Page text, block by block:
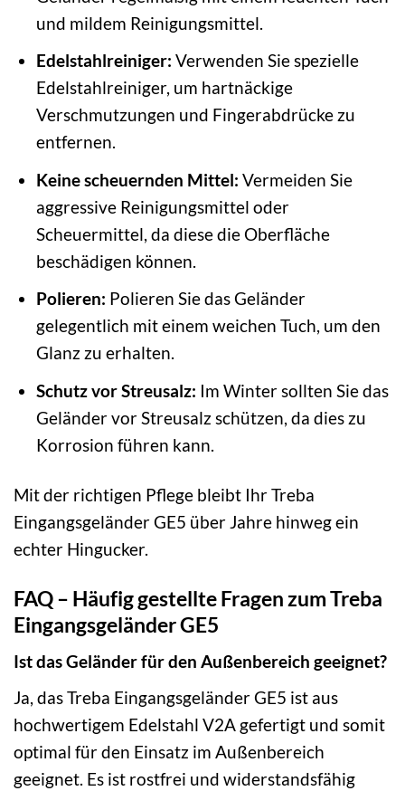
und mildem Reinigungsmittel.
Edelstahlreiniger: Verwenden Sie spezielle
Edelstahlreiniger, um hartnäckige
Verschmutzungen und Fingerabdrücke zu
entfernen.
Keine scheuernden Mittel: Vermeiden Sie
aggressive Reinigungsmittel oder
Scheuermittel, da diese die Oberfläche
beschädigen können.
Polieren: Polieren Sie das Geländer
gelegentlich mit einem weichen Tuch, um den
Glanz zu erhalten.
Schutz vor Streusalz: Im Winter sollten Sie das
Geländer vor Streusalz schützen, da dies zu
Korrosion führen kann.
Mit der richtigen Pflege bleibt Ihr Treba
Eingangsgeländer GE5 über Jahre hinweg ein
echter Hingucker.
FAQ – Häufig gestellte Fragen zum Treba
Eingangsgeländer GE5
Ist das Geländer für den Außenbereich geeignet?
Ja, das Treba Eingangsgeländer GE5 ist aus
hochwertigem Edelstahl V2A gefertigt und somit
optimal für den Einsatz im Außenbereich
geeignet. Es ist rostfrei und widerstandsfähig